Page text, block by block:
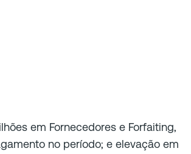
em Fornecedores e Forfaiting,
no período; e elevação em